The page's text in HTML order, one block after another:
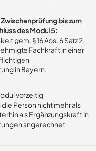
bis zum
des Modul 5:
gem. § 16 Abs. 6 Satz 2
Fachkraft in einer
in Bayern.
vorzeitig
Person nicht mehr als
als Ergänzungskraft in
angerechnet